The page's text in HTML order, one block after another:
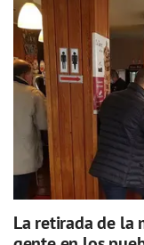
La retirada de la